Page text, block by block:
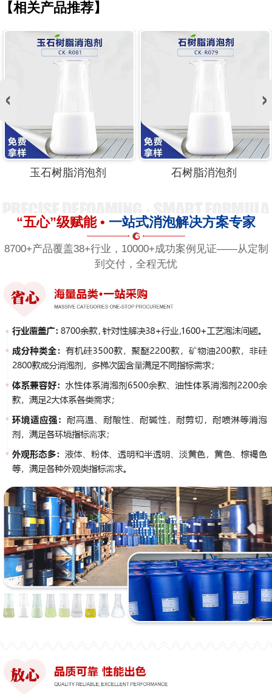
【相关产品推荐】
玉石树脂消泡剂 石树脂消泡剂
“五心”级赋能 • 一站式消泡解决方案专家
8700+产品覆盖38+行业，10000+成功案例见证——从定制
到交付，全程无忧